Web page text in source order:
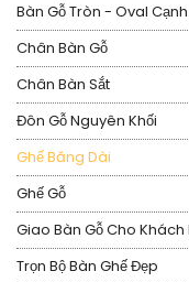
Bàn Gỗ Tròn - Oval
Chân Bàn Gỗ
Chân Bàn Sắt
Đôn Gỗ Nguyên Khối
Ghế Băng Dài
Ghế Gỗ
Giao Bàn Gỗ Cho Khách
Trọn Bộ Bàn Ghế Đẹp